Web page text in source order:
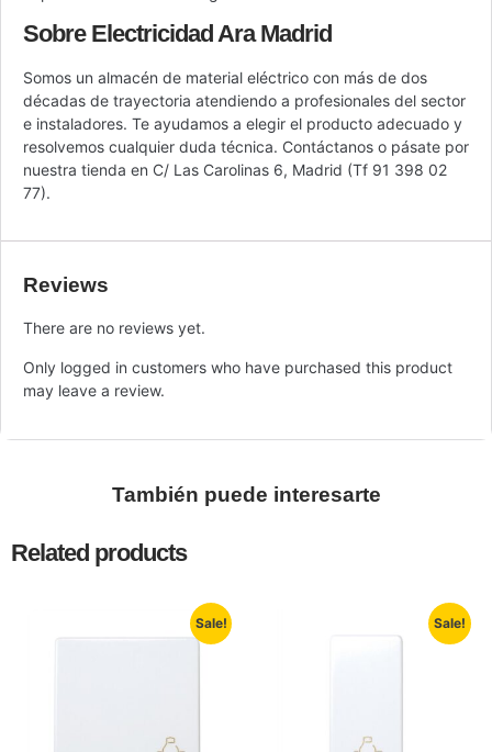
Sobre Electricidad Ara Madrid
Somos un almacén de material eléctrico con más de dos
décadas de trayectoria atendiendo a profesionales del sector
e instaladores. Te ayudamos a elegir el producto adecuado y
resolvemos cualquier duda técnica. Contáctanos o pásate por
nuestra tienda en C/ Las Carolinas 6, Madrid (Tf 91 398 02
77).
Reviews
There are no reviews yet.
Only logged in customers who have purchased this product
may leave a review.
También puede interesarte
Related products
Sale! Sale!